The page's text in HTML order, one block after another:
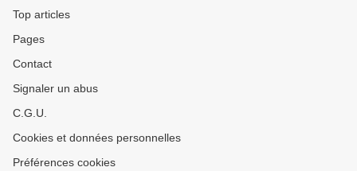
Top articles
Pages
Contact
Signaler un abus
C.G.U.
Cookies et données personnelles
Préférences cookies